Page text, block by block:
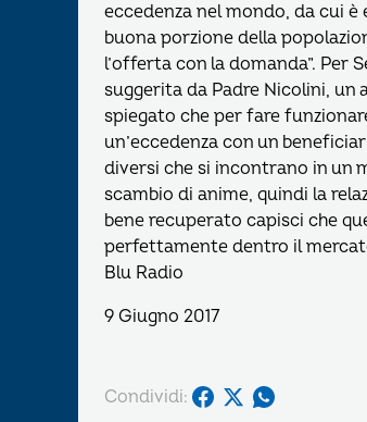
eccedenza nel mondo, da cui
buona porzione della
l’offerta con la domanda”. Per
suggerita da Padre Nicolini, un
spiegato che per fare
un’eccedenza con un
diversi che si incontrano in un
scambio di anime, quindi la
bene recuperato capisci che
perfettamente dentro il
Blu Radio
9 Giugno 2017
Condividi: